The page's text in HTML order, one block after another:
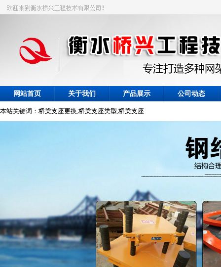
网站首页 关于我们 产品展示 公司动态
本站关键词：桥梁支座更换,桥梁支座类型,桥梁支座